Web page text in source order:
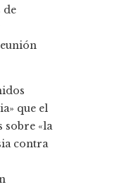
de
que el
sobre «la
contra